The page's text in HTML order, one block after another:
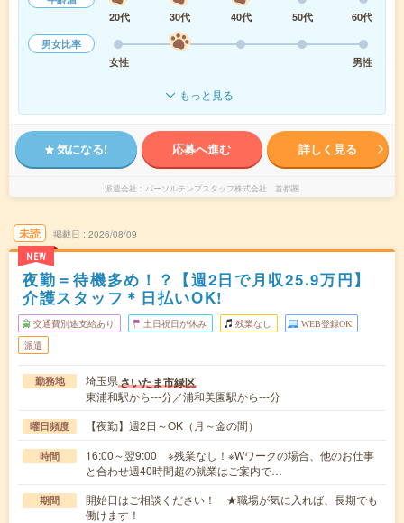
20代
30代 40代 50代
60代
男女比率
女性
男性
もっと見る
気になる! 応募へ進む 詳しく見る
派遣会社 パーソルテンプスタッフ株式会社 首都圏
未読
NEW
掲載日 2026/08/09
夜勤＝待機多め！？【週2日で月収25.9万円】
介護スタッフ＊日払いOK!
交通費別途支給あり 土日祝日が休み 残業なし WEB登録OK
派遣
勤務地 埼玉県さいたま市緑区
東浦和駅から---分／浦和美園駅から---分
曜日頻度 【夜勤】週2日～OK（月～金の間）
時間
16:00～翌9:00 ※残業なし！※Wワークの場合、他のお仕事
と合わせ週40時間超の就業はご案内で…
期間
開始日はご相談ください！ ★職場が気に入れば、長期でも
働けます！